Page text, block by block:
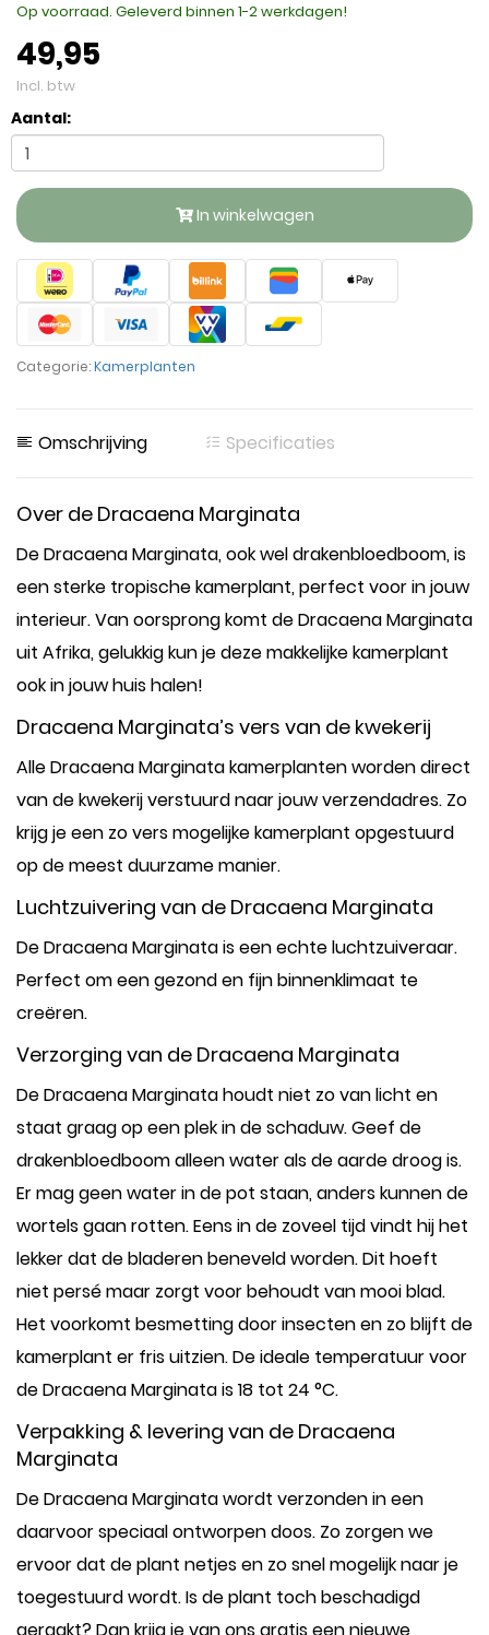
Op voorraad. Geleverd binnen 1-2 werkdagen!
49,95
Incl. btw
Aantal:
In winkelwagen
Categorie:Kamerplanten
Omschrijving Specificaties
Over de Dracaena Marginata
De Dracaena Marginata, ook wel drakenbloedboom, is
een sterke tropische kamerplant, perfect voor in jouw
interieur. Van oorsprong komt de Dracaena Marginata
uit Afrika, gelukkig kun je deze makkelijke kamerplant
ook in jouw huis halen!
Dracaena Marginata’s vers van de kwekerij
Alle Dracaena Marginata kamerplanten worden direct
van de kwekerij verstuurd naar jouw verzendadres. Zo
krijg je een zo vers mogelijke kamerplant opgestuurd
op de meest duurzame manier.
Luchtzuivering van de Dracaena Marginata
De Dracaena Marginata is een echte luchtzuiveraar.
Perfect om een gezond en fijn binnenklimaat te
creëren.
Verzorging van de Dracaena Marginata
De Dracaena Marginata houdt niet zo van licht en
staat graag op een plek in de schaduw. Geef de
drakenbloedboom alleen water als de aarde droog is.
Er mag geen water in de pot staan, anders kunnen de
wortels gaan rotten. Eens in de zoveel tijd vindt hij het
lekker dat de bladeren beneveld worden. Dit hoeft
niet persé maar zorgt voor behoudt van mooi blad.
Het voorkomt besmetting door insecten en zo blijft de
kamerplant er fris uitzien. De ideale temperatuur voor
de Dracaena Marginata is 18 tot 24 °C.
Verpakking & levering van de Dracaena
Marginata
De Dracaena Marginata wordt verzonden in een
daarvoor speciaal ontworpen doos. Zo zorgen we
ervoor dat de plant netjes en zo snel mogelijk naar je
toegestuurd wordt. Is de plant toch beschadigd